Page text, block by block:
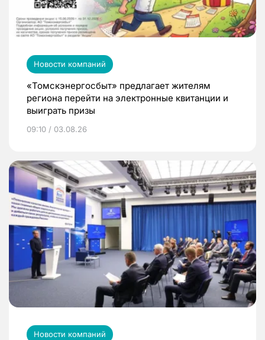
Новости компаний
«Томскэнергосбыт» предлагает жителям
региона перейти на электронные квитанции и
выиграть призы
09:10 / 03.08.26
Новости компаний